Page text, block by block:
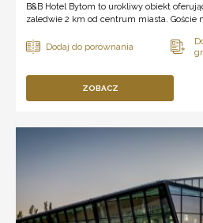
B&B Hotel Bytom to urokliwy obiekt
zaledwie 2 km od centrum miasta. Goście
ZOBACZ